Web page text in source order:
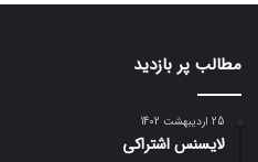
مطالب پر بازدید
25 اردیبهشت 1402
لایسنس اشتراکی